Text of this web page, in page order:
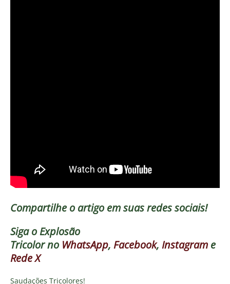
Compartilhe o artigo em suas redes sociais!
Siga oExplosão
Tricolorno WhatsApp, Facebook, Instagram e
Rede X
Saudações Tricolores!